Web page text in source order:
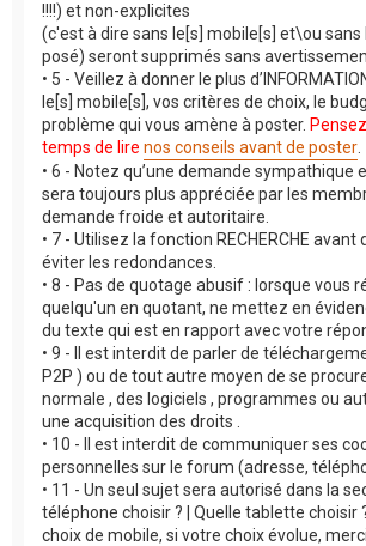
!!!!) et non-explicites
(c'est à dire sans le[s] mobile[s] et\ou sans
posé) seront supprimés sans
• 5 - Veillez à donner le plus
le[s] mobile[s], vos critères de choix, le
problème qui vous amène à poster.
temps de lire nos conseils avant de poster
• 6 - Notez qu’une demande sympathique
sera toujours plus appréciée par les
demande froide et autoritaire.
• 7 - Utilisez la fonction RECHERCHE
éviter les redondances.
• 8 - Pas de quotage abusif : lorsque vous
quelqu'un en quotant, ne mettez en
du texte qui est en rapport avec votre
• 9 - Il est interdit de parler de
P2P ) ou de tout autre moyen de se
normale , des logiciels , programmes ou
une acquisition des droits .
• 10 - Il est interdit de communiquer ses
personnelles sur le forum (adresse,
• 11 - Un seul sujet sera autorisé dans la
téléphone choisir ? | Quelle tablette choisir
choix de mobile, si votre choix évolue,